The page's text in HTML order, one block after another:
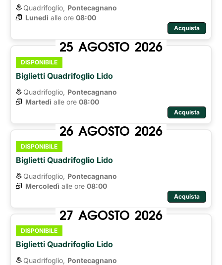
Quadrifoglio, Pontecagnano
Lunedì alle ore 08:00
Acquista
25 AGOSTO 2026
DISPONIBILE
Biglietti Quadrifoglio Lido
Quadrifoglio, Pontecagnano
Martedì alle ore 08:00
Acquista
26 AGOSTO 2026
DISPONIBILE
Biglietti Quadrifoglio Lido
Quadrifoglio, Pontecagnano
Mercoledì alle ore 08:00
Acquista
27 AGOSTO 2026
DISPONIBILE
Biglietti Quadrifoglio Lido
Quadrifoglio, Pontecagnano